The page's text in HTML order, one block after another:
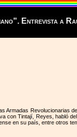
Entrevista a
Tintají, Reyes, habló
en su país, entre otros